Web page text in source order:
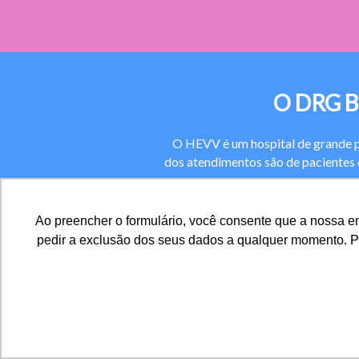
Ao preencher o formulário, você consente que a nossa
pedir a exclusão dos seus dados a qualquer momento.
O DRG
O HEVV é um hospital de grande
dos atendimentos são de
Com o uso na gestão clínica do
controle do desperdício. Nesta